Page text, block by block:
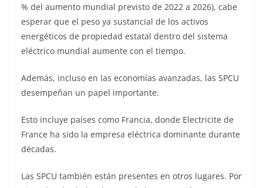
% del aumento mundial previsto de 2022 a 2026), cabe
esperar que el peso ya sustancial de los activos
energéticos de propiedad estatal dentro del sistema
eléctrico mundial aumente con el tiempo.
Además, incluso en las economías avanzadas, las SPCU
desempeñan un papel importante.
Esto incluye países como Francia, donde Electricite de
France ha sido la empresa eléctrica dominante durante
décadas.
Las SPCU también están presentes en otros lugares. Por